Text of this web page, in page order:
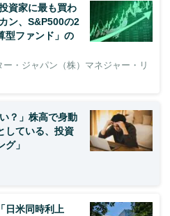
資家に最も買わ
ン、S&P500の2
型ファンド」の
・ジャパン（株）マネジャー・リ
？」株高で身動
している、投資
」
日米同時利上